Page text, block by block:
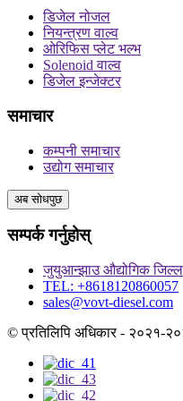
डिजेल नोजल
नियन्त्रण वाल्व
ओरिफिस प्लेट भल्भ
Solenoid वाल्व
डिजेल इन्जेक्टर
समाचार
कम्पनी समाचार
उद्योग समाचार
अब सोधपुछ
सम्पर्क गर्नुहोस्
जुयुआन्झाउ औद्योगिक
TEL: +8618120860057
sales@vovt-diesel.com
© प्रतिलिपि अधिकार - २०२१-